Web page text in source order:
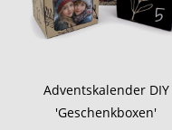
Adventskalender DIY
'Geschenkboxen'